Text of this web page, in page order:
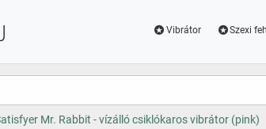
Vibrátor Szexi
Mr. Rabbit - vízálló csiklókaros vibrátor (pink)